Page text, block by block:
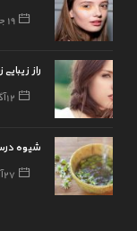
19 جولای, 2016
راز
12 آگوست, 2017
شیوه
27 آگوست, 2017